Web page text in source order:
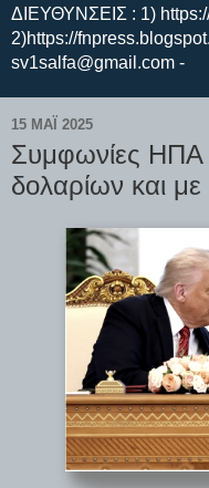
ΔΙΕΥΘΥΝΣΕΙΣ : 1)
2)https://
sv1salfa@gmail.com -
15 ΜΑΪ́ 2025
Συμφωνίες ΗΠΑ
δολαρίων και